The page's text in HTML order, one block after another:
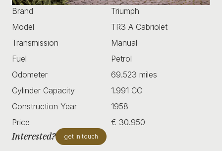
Brand
Triumph
Model
TR3 A Cabriolet
Transmission
Manual
Fuel
Petrol
Odometer
69.523 miles
Cylinder Capacity
1.991 CC
Construction Year
1958
Price
€ 30.950
Interested? get in touch